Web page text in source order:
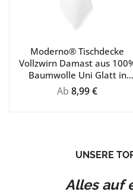
Moderno® Tischdecke
Vollzwirn Damast aus
Baumwolle Uni Glatt in
Weiss
Regulärer Preis:
Ab 8,99 €
UNSERE
Alles auf